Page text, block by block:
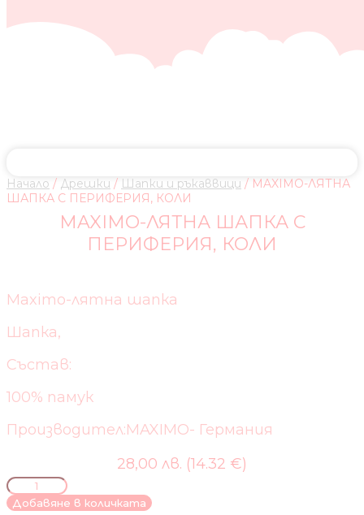
Начало / Дрешки / Шапки и ръкаввици / MAXIMO-ЛЯТНА
ШАПКА С ПЕРИФЕРИЯ, КОЛИ
MAXIMO-ЛЯТНА ШАПКА С
ПЕРИФЕРИЯ, КОЛИ
Maximo-лятна шапка
Шапка,
Състав:
100% памук
Производител:MAXIMO- Германия
28,00 лв. (14.32 €)
количество
заДобавяне в количката